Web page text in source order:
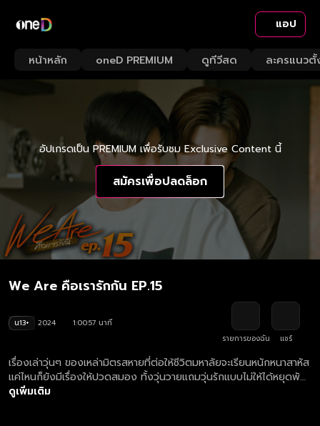
แอป
หน้าหลัก oneD PREMIUM ดูทีวีสด ละครแนวตั้
อัปเกรดเป็น PREMIUM เพื่อรับชม Exclusive Content นี้
สมัครเพื่อปลดล็อก
We Are คือเรารักกัน EP.15
น13+ 2024
1:00:57 นาที
รายการของฉัน
แชร์
เรื่องเล่าวุ่นๆ ของเหล่ามิตรสหายที่ต่อให้ชีวิตมหาลัยจะเรียนหนักหนาสาหัส
แค่ไหนก็ยังมีเรื่องให้ปวดสมอง ทั้งวุ่นวายแถมวุ่นรักแบบไม่ให้ได้หยุดพัก
ผ่อน! We Are... คือเราเป็นเพื่อนกัน แต่เรากัดกัน ชอบกัน จนมาจีบกัน
ดูเพิ่มเติม